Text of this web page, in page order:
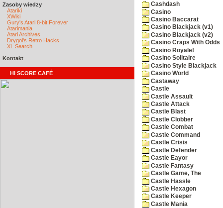
Zasoby wiedzy
Atariki
XWiki
Gury's Atari 8-bit Forever
Atarimania
Atari Archives
Drygol's Retro Hacks
XL Search
Kontakt
HI SCORE CAFÉ
Cashdash
Casino
Casino Baccarat
Casino Blackjack (v1)
Casino Blackjack (v2)
Casino Craps With Odds
Casino Royale!
Casino Solitaire
Casino Style Blackjack
Casino World
Castaway
Castle
Castle Assault
Castle Attack
Castle Blast
Castle Clobber
Castle Combat
Castle Command
Castle Crisis
Castle Defender
Castle Eayor
Castle Fantasy
Castle Game, The
Castle Hassle
Castle Hexagon
Castle Keeper
Castle Mania